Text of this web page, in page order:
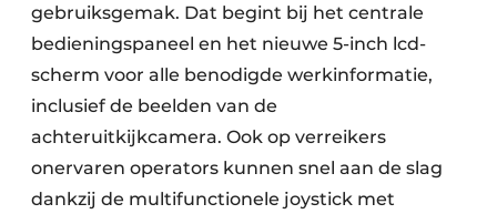
gebruiksgemak. Dat begint bij het centrale
bedieningspaneel en het nieuwe 5-inch lcd-
scherm voor alle benodigde werkinformatie,
inclusief de beelden van de
achteruitkijkcamera. Ook op verreikers
onervaren operators kunnen snel aan de slag
dankzij de multifunctionele joystick met